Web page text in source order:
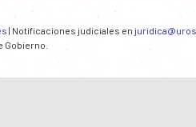
| Notificaciones judiciales en
Gobierno.